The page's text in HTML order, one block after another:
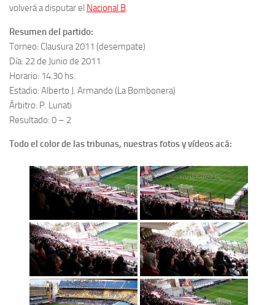
volverá a disputar el Nacional B
Resumen del partido:
Torneo: Clausura 2011 (desempate)
Día: 22 de Junio de 2011
Horario: 14.30 hs.
Estadio: Alberto J. Armando (La Bombonera)
Árbitro: P. Lunati
Resultado: 0 – 2
Todo el color de las tribunas, nuestras fotos y vídeos acá: